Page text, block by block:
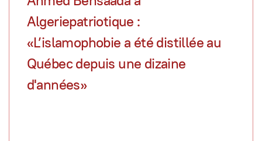
Algeriepatriotique :
«L’islamophobie a été distillée au
Québec depuis une dizaine
d'années»